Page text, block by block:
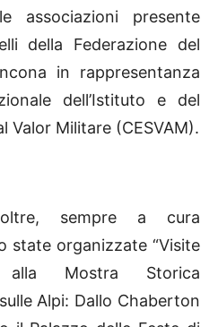
associazioni presente
della Federazione del
in rappresentanza
dell’Istituto e del
Valor Militare (CESVAM).
sempre a cura
state organizzate “Visite
alla Mostra Storica
Alpi: Dallo Chaberton